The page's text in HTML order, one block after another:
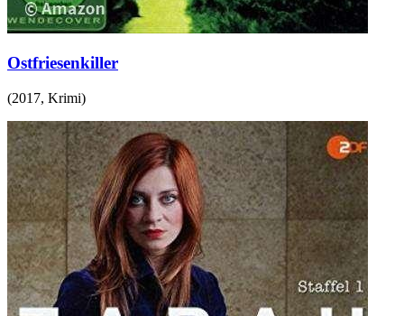
Ostfriesenkiller
(2017, Krimi)